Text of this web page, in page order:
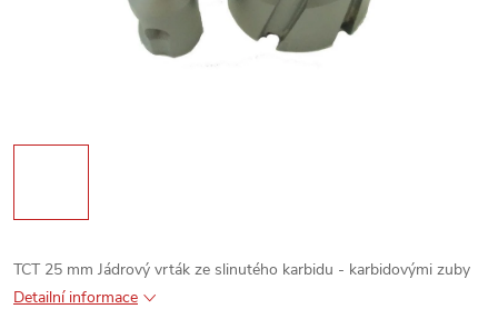
TCT 25 mm Jádrový vrták ze slinutého karbidu - karbidovými zuby
Detailní informace